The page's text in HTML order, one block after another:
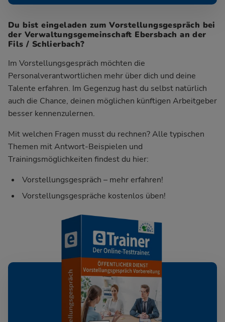
Du bist eingeladen zum Vorstellungsgespräch bei
der Verwaltungsgemeinschaft Ebersbach an der
Fils / Schlierbach?
Im Vorstellungsgespräch möchten die
Personalverantwortlichen mehr über dich und deine
Talente erfahren. Im Gegenzug hast du selbst natürlich
auch die Chance, deinen möglichen künftigen Arbeitgeber
besser kennenzulernen.
Mit welchen Fragen musst du rechnen? Alle typischen
Themen mit Antwort-Beispielen und
Trainingsmöglichkeiten findest du hier:
Vorstellungsgespräch – mehr erfahren!
Vorstellungsgespräche kostenlos üben!